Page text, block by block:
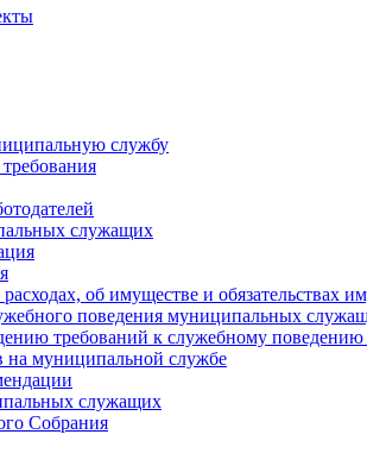
службу
служащих
об имуществе и обязательствах
поведения муниципальных
требований к служебному
на муниципальной службе
служащих
Cобрания